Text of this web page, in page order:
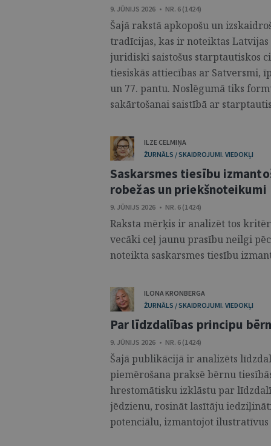
9. JŪNIJS 2026 • NR. 6 (1424)
Šajā rakstā apkopošu un
tradīcijas, kas ir noteiktas
juridiski saistošus starptautiskos
tiesiskās attiecības ar Satversmi,
un 77. pantu. Noslēgumā tiks
sakārtošanai saistībā ar
ILZE CELMIŅA
ŽURNĀLS / SKAIDROJUMI. VIEDOKĻI
Saskarsmes tiesību
robežas un priekšnoteikumi
9. JŪNIJS 2026 • NR. 6 (1424)
Raksta mērķis ir analizēt tos
vecāki ceļ jaunu prasību neilgi
noteikta saskarsmes tiesību
ILONA KRONBERGA
ŽURNĀLS / SKAIDROJUMI. VIEDOKĻI
Par līdzdalības principu
9. JŪNIJS 2026 • NR. 6 (1424)
Šajā publikācijā ir analizēts
piemērošana praksē bērnu
hrestomātisku izklāstu par
jēdzienu, rosināt lasītāju
potenciālu, izmantojot ilustratīvus